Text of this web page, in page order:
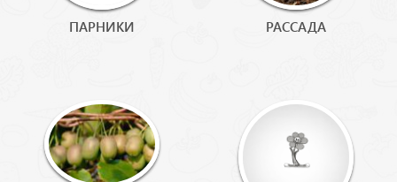
ПАРНИКИ РАССАДА